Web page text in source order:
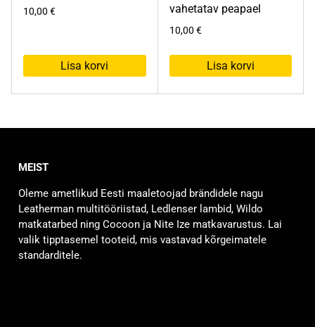
10,00 €
Lisa korvi
vahetatav peapael
10,00 €
Lisa korvi
MEIST
Oleme ametlikud Eesti maaletoojad brändidele nagu
Leatherman multitööriistad, Ledlenser lambid, Wildo
matkatarbed ning Cocoon ja Nite Ize matkavarustus. Lai
valik tipptasemel tooteid, mis vastavad kõrgeimatele
standarditele.